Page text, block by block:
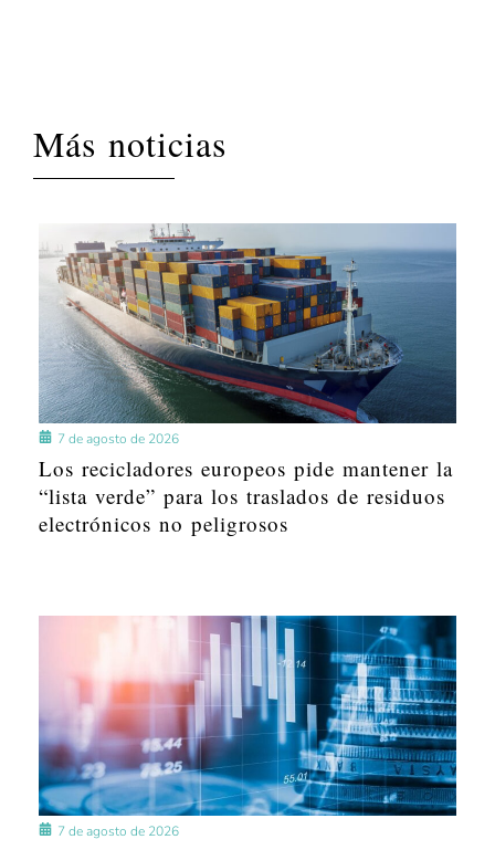
Más noticias
7 de agosto de 2026
Los recicladores europeos pide mantener la
“lista verde” para los traslados de residuos
electrónicos no peligrosos
7 de agosto de 2026